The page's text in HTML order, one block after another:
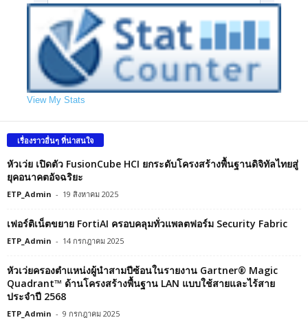
View My Stats
เรื่องราวอื่นๆ ที่น่าสนใจ
หัวเว่ย เปิดตัว FusionCube HCI ยกระดับโครงสร้างพื้นฐานดิจิทัลไทยสู่
ยุคอนาคตอัจฉริยะ
ETP_Admin - 19 สิงหาคม 2025
เฟอร์ติเน็ตขยาย FortiAI ครอบคลุมทั่วแพลตฟอร์ม Security Fabric
ETP_Admin - 14 กรกฎาคม 2025
หัวเว่ยครองตำแหน่งผู้นำสามปีซ้อนในรายงาน Gartner® Magic
Quadrant™ ด้านโครงสร้างพื้นฐาน LAN แบบใช้สายและไร้สาย
ประจำปี 2568
ETP_Admin - 9 กรกฎาคม 2025